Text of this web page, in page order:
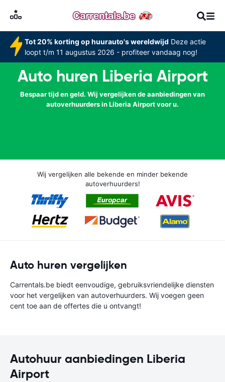
Tot 20% korting op huurauto's wereldwijd Deze actie
loopt t/m 11 augustus 2026 - profiteer vandaag nog!
Auto huren Liberia Airport
Bespaar tijd en geld. Wij vergelijken de aanbiedingen van
autoverhuurders in Liberia Airport voor u.
Wij vergelijken alle bekende en minder bekende
autoverhuurders!
Auto huren vergelijken
Carrentals.be biedt eenvoudige, gebruiksvriendelijke diensten
voor het vergelijken van autoverhuurders. Wij voegen geen
cent toe aan de offertes die u ontvangt!
Autohuur aanbiedingen Liberia
Airport